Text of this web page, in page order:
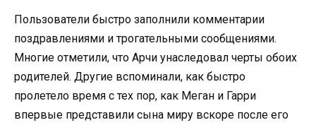
Пользователи быстро заполнили комментарии
поздравлениями и трогательными сообщениями.
Многие отметили, что Арчи унаследовал черты обоих
родителей. Другие вспоминали, как быстро
пролетело время с тех пор, как Меган и Гарри
впервые представили сына миру вскоре после его